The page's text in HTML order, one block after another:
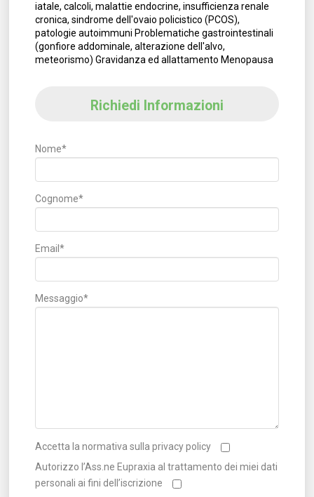
iatale, calcoli, malattie endocrine, insufficienza renale
cronica, sindrome dell'ovaio policistico (PCOS),
patologie autoimmuni Problematiche gastrointestinali
(gonfiore addominale, alterazione dell'alvo,
meteorismo) Gravidanza ed allattamento Menopausa
Richiedi Informazioni
Nome*
Cognome*
Email*
Messaggio*
Accetta la normativa sulla privacy policy
Autorizzo l’Ass.ne Eupraxia al trattamento dei miei dati
personali ai fini dell’iscrizione